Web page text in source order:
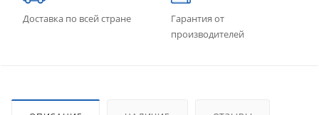
Доставка по всей стране
Гарантия от
производителей